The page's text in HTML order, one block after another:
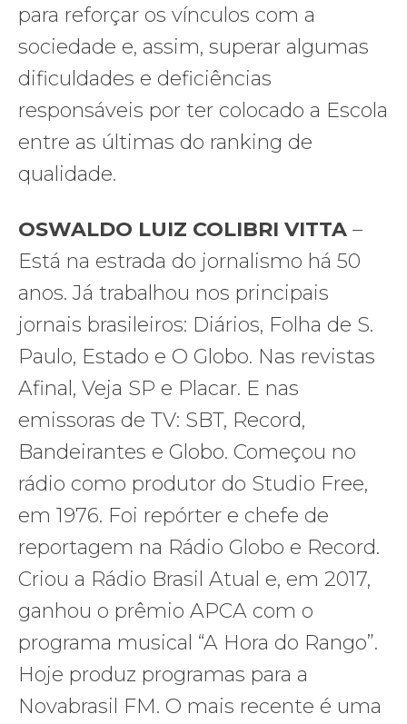
para reforçar os vínculos com a
sociedade e, assim, superar algumas
dificuldades e deficiências
responsáveis por ter colocado a Escola
entre as últimas do ranking de
qualidade.
OSWALDO LUIZ COLIBRI VITTA –
Está na estrada do jornalismo há 50
anos. Já trabalhou nos principais
jornais brasileiros: Diários, Folha de S.
Paulo, Estado e O Globo. Nas revistas
Afinal, Veja SP e Placar. E nas
emissoras de TV: SBT, Record,
Bandeirantes e Globo. Começou no
rádio como produtor do Studio Free,
em 1976. Foi repórter e chefe de
reportagem na Rádio Globo e Record.
Criou a Rádio Brasil Atual e, em 2017,
ganhou o prêmio APCA com o
programa musical “A Hora do Rango”.
Hoje produz programas para a
Novabrasil FM. O mais recente é uma